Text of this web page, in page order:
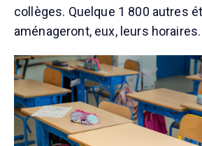
collèges. Quelque 1 800 autres
aménageront, eux, leurs horaires.